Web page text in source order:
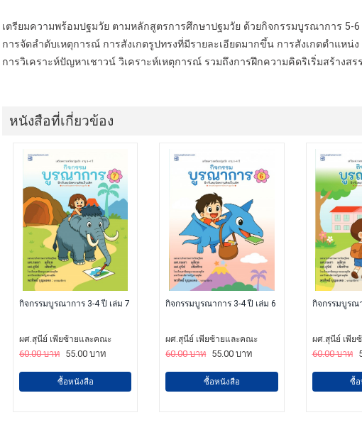
เตรียมความพร้อมปฐมวัย ตามหลักสูตรการศึกษาปฐมวัย ด้วยกิจกรรมบูรณาการ 5-
การจัดลำดับเหตุการณ์ การสังเกตรูปทรงที่มีรายละเอียดมากขึ้น การสังเกตตำแ
การวิเคราะห์ปัญหาเชาวน์ วิเคราะห์เหตุการณ์ รวมถึงการฝึกความคิดริเริ่มสร้างส
หนังสือที่เกี่ยวข้อง
กิจกรรมบูรณาการ 3-4 ปี เล่ม 7
ผศ.สุนีย์ เพียซ้ายและคณะ
60.00 บาท 55.00 บาท
ซื้อหนังสือ
กิจกรรมบูรณาการ 3-4 ปี เล่ม 6
ผศ.สุนีย์ เพียซ้ายและคณะ
60.00 บาท 55.00 บาท
ซื้อหนังสือ
กิจกรรมบูรณ
ผศ.สุนีย์ เพีย
60.00 บาท
ซื้อ